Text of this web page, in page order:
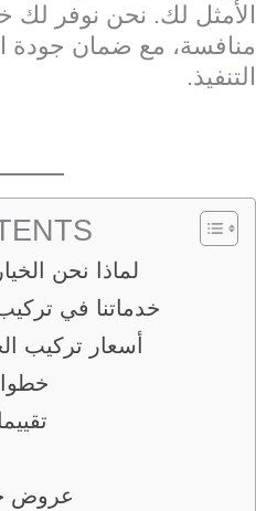
الأمثل لك. نحن نوفر لك
منافسة، مع ضمان جودة
التنفيذ.
لماذا نحن
خدماتنا في
أسعار تركيب
عروض